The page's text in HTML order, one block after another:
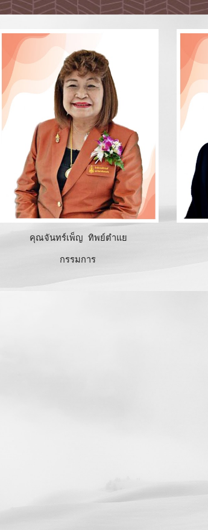
คุณจันทร์เพ็ญ ทิพย์ตำแย
กรรมการ